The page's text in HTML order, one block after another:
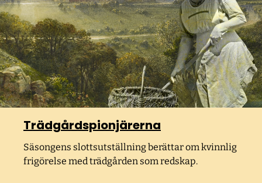
Trädgårdspionjärerna
Säsongens slottsutställning berättar om kvinnlig
frigörelse med trädgården som redskap.